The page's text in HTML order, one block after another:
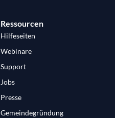
Ressourcen
Hilfeseiten
Webinare
Support
Jobs
Presse
Gemeindegründung